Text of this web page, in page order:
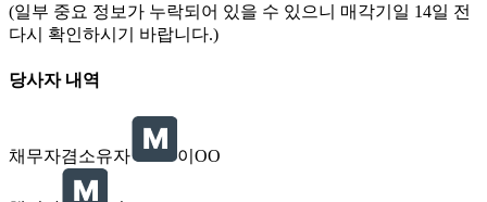
(일부 중요 정보가 누락되어 있을 수 있으니 매각기일 14일 전
다시 확인하시기 바랍니다.)
당사자 내역
채무자겸소유자 이OO